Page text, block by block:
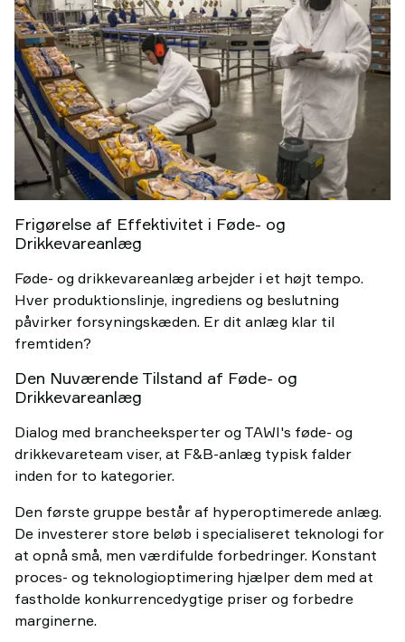
Frigørelse af Effektivitet i Føde- og
Drikkevareanlæg
Føde- og drikkevareanlæg arbejder i et højt tempo.
Hver produktionslinje, ingrediens og beslutning
påvirker forsyningskæden. Er dit anlæg klar til
fremtiden?
Den Nuværende Tilstand af Føde- og
Drikkevareanlæg
Dialog med brancheeksperter og TAWI's føde- og
drikkevareteam viser, at F&B-anlæg typisk falder
inden for to kategorier.
Den første gruppe består af hyperoptimerede anlæg.
De investerer store beløb i specialiseret teknologi for
at opnå små, men værdifulde forbedringer. Konstant
proces- og teknologioptimering hjælper dem med at
fastholde konkurrencedygtige priser og forbedre
marginerne.